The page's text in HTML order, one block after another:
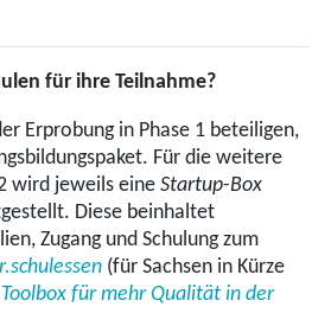
für ihre Teilnahme?
Erprobung in Phase 1 beteiligen,
Für die weitere
wird jeweils eine Startup-Box
Diese beinhaltet
Zugang und Schulung zum
(für Sachsen in Kürze
Toolbox für mehr Qualität in der